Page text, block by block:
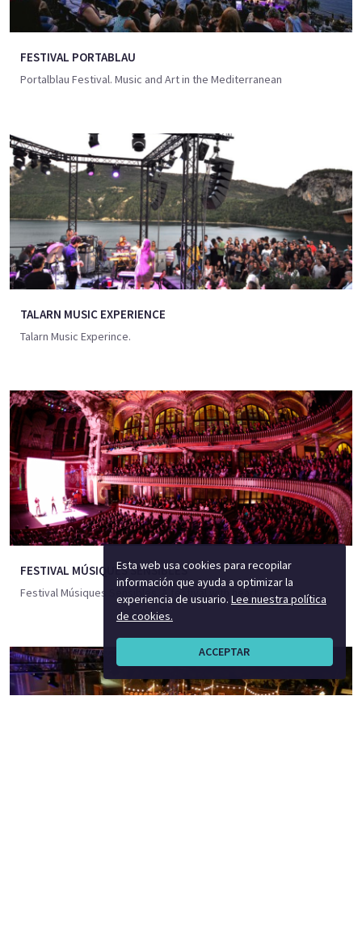
Esta web usa cookies para recopilar
información que ayuda a optimizar la
experiencia de usuario. Lee nuestra política
de cookies.
ACCEPTAR
FESTIVAL PORTABLAU
Portalblau Festival. Music and Art in the Mediterranean
TALARN MUSIC EXPERIENCE
Talarn Music Experince.
FESTIVAL MÚSIQUES SENSIBLES
Festival Músiques Sensibles. A festival with heart